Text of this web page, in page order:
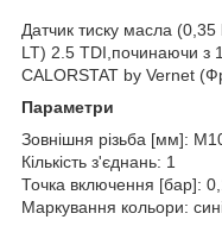
Датчик тиску масла
LT) 2.5 TDI,починаючи з
CALORSTAT by Vernet
Параметри
Зовнішня різьба [мм]:
Кількість з'єднань: 1
Точка включення [бар]:
Маркування кольори: